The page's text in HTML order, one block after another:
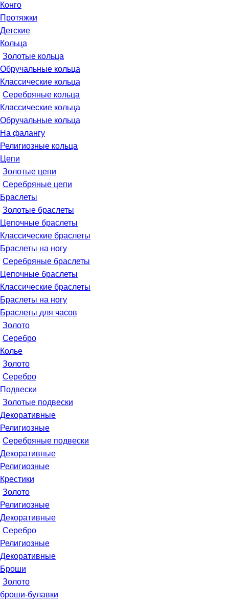
Конго
Протяжки
Детские
Кольца
Золотые кольца
Обручальные кольца
Классические кольца
Серебряные кольца
Классические кольца
Обручальные кольца
На фалангу
Религиозные кольца
Цепи
Золотые цепи
Серебряные цепи
Браслеты
Золотые браслеты
Цепочные браслеты
Классические браслеты
Браслеты на ногу
Серебряные браслеты
Цепочные браслеты
Классические браслеты
Браслеты на ногу
Браслеты для часов
Золото
Серебро
Колье
Золото
Серебро
Подвески
Золотые подвески
Декоративные
Религиозные
Серебряные подвески
Декоративные
Религиозные
Крестики
Золото
Религиозные
Декоративные
Серебро
Религиозные
Декоративные
Броши
Золото
броши-булавки